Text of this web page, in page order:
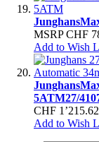
Junghans
MSRP CHF
Add to Wish
Junghans
5ATM27/
CHF 1’215.62
Add to Wish